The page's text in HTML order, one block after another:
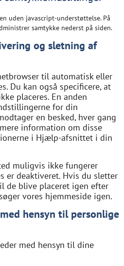
uden javascript-understøttelse. På
samtykke nederst på siden.
og sletning af
til automatisk eller
Du kan også specificere, at
placeres. En anden
for din
en besked, hver gang
information om disse
i Hjælp-afsnittet i din
muligvis ikke fungerer
er deaktiveret. Hvis du sletter
de blive placeret igen efter
vores hjemmeside igen.
hensyn til personlige
med hensyn til dine